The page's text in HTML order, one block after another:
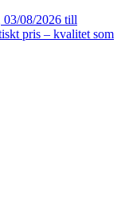
08/2026 till
pris – kvalitet som